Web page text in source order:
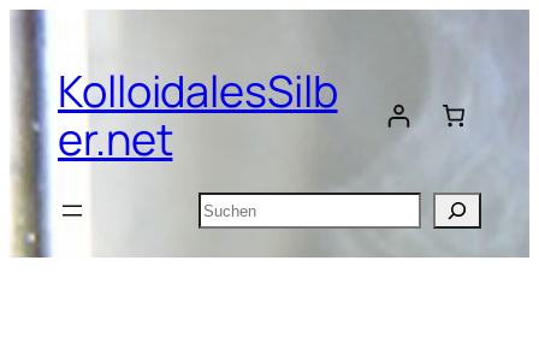
Inhalt
springenKolloidalesSilb
er.net
Suchen